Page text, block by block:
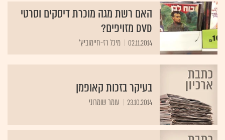
האם רשת מגה מוכרת דיסקים וסרטי
DVD מזויפים?
02.11.2014 מיכל רז-חיימוביץ'
בעיקר בזכות קאופמן
23.10.2014 עומר שומרוני